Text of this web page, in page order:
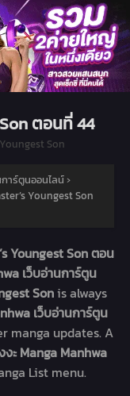
ตอนที่ 44
Son
การ์ตูนออนไลน์›
Youngest Son
Youngest Son ตอน
เว็บอ่านการ์ตูน
Sonis always
เว็บอ่านการ์ตูน
manga updates. A
งะ Manga Manhwa
List menu.